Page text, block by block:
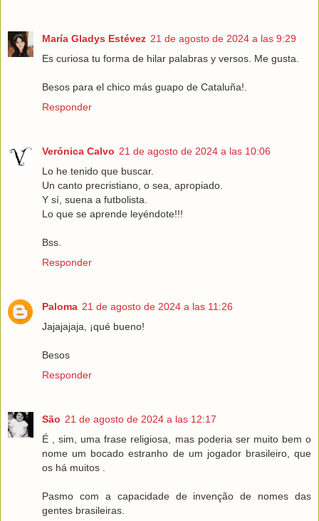
María Gladys Estévez 21 de agosto de 2024 a las 9:29
Es curiosa tu forma de hilar palabras y versos. Me gusta.
Besos para el chico más guapo de Cataluña!.
Responder
Verónica Calvo 21 de agosto de 2024 a las 10:06
Lo he tenido que buscar.
Un canto precristiano, o sea, apropiado.
Y sí, suena a futbolista.
Lo que se aprende leyéndote!!!
Bss.
Responder
Paloma 21 de agosto de 2024 a las 11:26
Jajajajaja, ¡qué bueno!
Besos
Responder
São 21 de agosto de 2024 a las 12:17
É , sim, uma frase religiosa, mas poderia ser muito bem o
nome um bocado estranho de um jogador brasileiro, que
os há muitos .
Pasmo com a capacidade de invenção de nomes das
gentes brasileiras.